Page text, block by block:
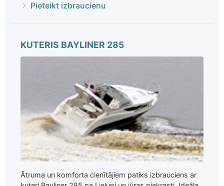
Pieteikt izbraucienu
KUTERIS BAYLINER 285
Ātruma un komforta cienītājiem patiks izbrauciens ar